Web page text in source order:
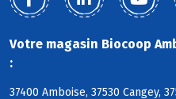
Votre magasin Biocoop
:
37400 Amboise, 37530 Cangey,